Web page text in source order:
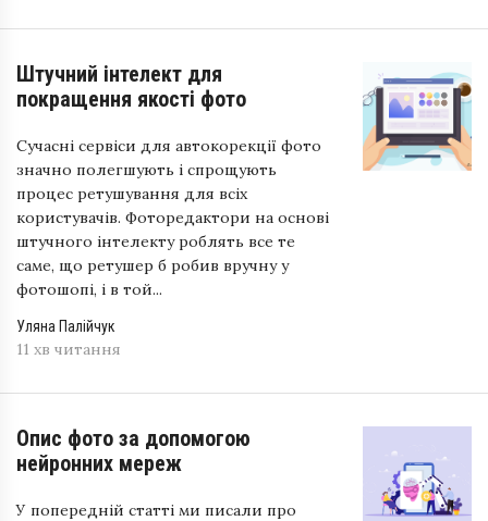
Штучний інтелект для
покращення якості фото
Сучасні сервіси для автокорекції фото
значно полегшують і спрощують
процес ретушування для всіх
користувачів. Фоторедактори на основі
штучного інтелекту роблять все те
саме, що ретушер б робив вручну у
фотошопі, і в той...
Уляна Палійчук
11 хв читання
Опис фото за допомогою
нейронних мереж
У попередній статті ми писали про